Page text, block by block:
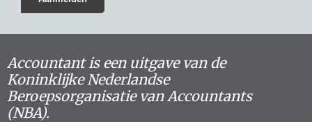
Accountant is een uitgave van de
Koninklijke Nederlandse
Beroepsorganisatie van Accountants
(NBA).